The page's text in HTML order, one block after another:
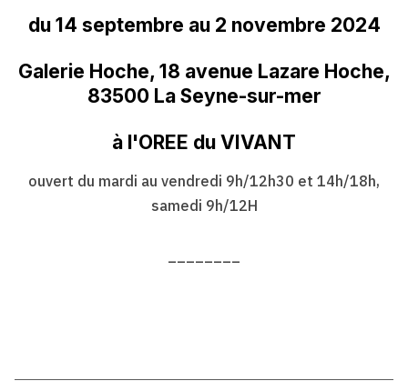
du 14 septembre au 2 novembre 2024
Galerie Hoche, 18 avenue Lazare Hoche,
83500 La Seyne-sur-mer
à l'OREE du VIVANT
ouvert du mardi au vendredi 9h/12h30 et 14h/18h,
samedi 9h/12H